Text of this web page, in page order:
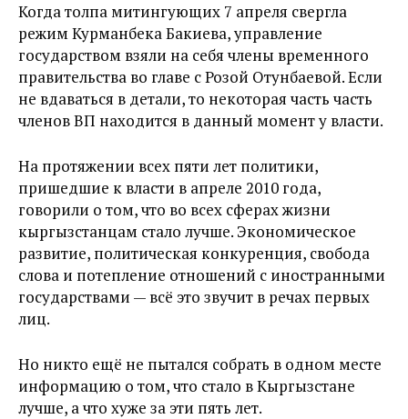
Когда толпа митингующих 7 апреля свергла
режим Курманбека Бакиева, управление
государством взяли на себя члены временного
правительства во главе с Розой Отунбаевой. Если
не вдаваться в детали, то некоторая часть часть
членов ВП находится в данный момент у власти.
На протяжении всех пяти лет политики,
пришедшие к власти в апреле 2010 года,
говорили о том, что во всех сферах жизни
кыргызстанцам стало лучше. Экономическое
развитие, политическая конкуренция, свобода
слова и потепление отношений с иностранными
государствами — всё это звучит в речах первых
лиц.
Но никто ещё не пытался собрать в одном месте
информацию о том, что стало в Кыргызстане
лучше, а что хуже за эти пять лет.